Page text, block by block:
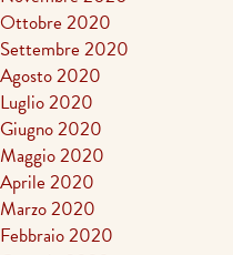
Ottobre 2020
Settembre 2020
Agosto 2020
Luglio 2020
Giugno 2020
Maggio 2020
Aprile 2020
Marzo 2020
Febbraio 2020